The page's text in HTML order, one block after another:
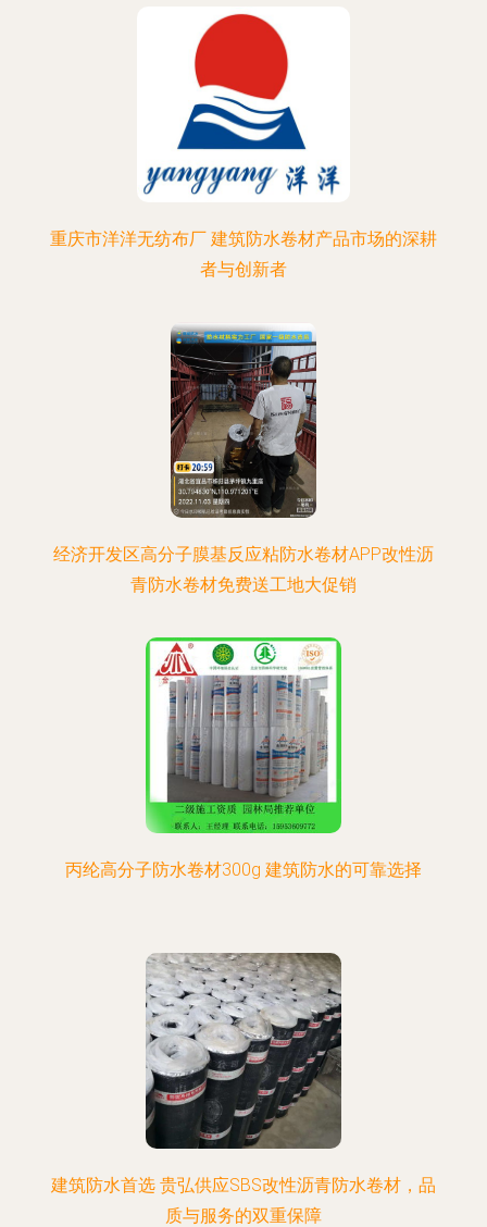
重庆市洋洋无纺布厂 建筑防水卷材产品市场的深耕
者与创新者
经济开发区高分子膜基反应粘防水卷材APP改性沥
青防水卷材免费送工地大促销
丙纶高分子防水卷材300g 建筑防水的可靠选择
建筑防水首选 贵弘供应SBS改性沥青防水卷材，品
质与服务的双重保障